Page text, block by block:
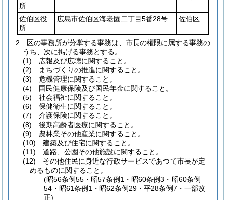
所
佐伯区役
所
広島市佐伯区海老園二丁目5番28号 佐伯区
2
区の事務所が分掌する事務は、市長の権限に属する事務の
うち、次に掲げる事務とする。
(1)
広報及び広聴に関すること。
(2)
まちづくりの推進に関すること。
(3)
危機管理に関すること。
(4)
国民健康保険及び国民年金に関すること。
(5)
社会福祉に関すること。
(6)
保健衛生に関すること。
(7)
介護保険に関すること。
(8)
後期高齢者医療に関すること。
(9)
農林業その他産業に関すること。
(10)
建築及び住宅に関すること。
(11)
道路、公園その他施設に関すること。
(12)
その他住民に身近な行政サービスであつて市長が定
めるものに関すること。
(昭56条例55・昭57条例1・昭60条例3・昭60条例
54・昭61条例1・昭62条例29・平28条例7・一部改
正)